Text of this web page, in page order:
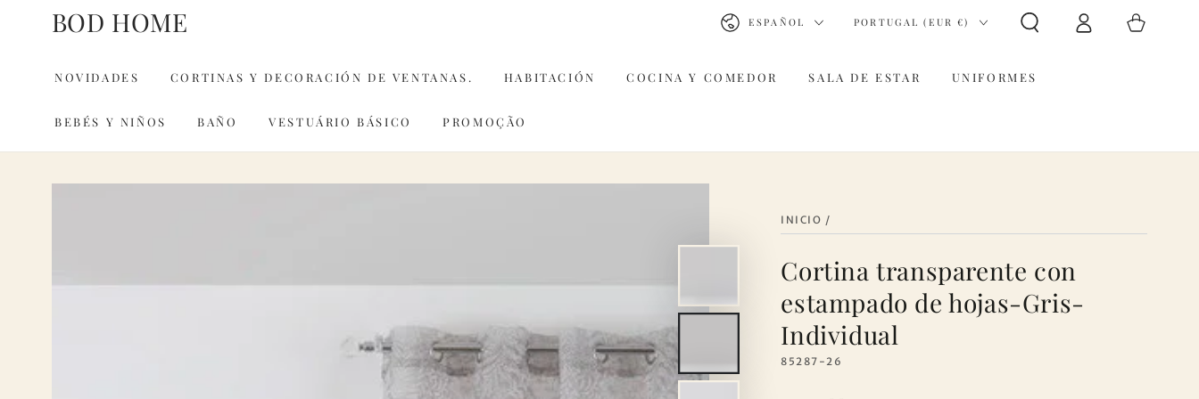
IR AL
CONTENIDO
BOD HOME
NOVIDADES CORTINAS Y DECORACIÓN DE VENTANAS. HABITACIÓN COCINA Y COMEDOR SALA DE ESTAR UNIFORMES
BEBÉS Y NIÑOS BAÑO VESTUÁRIO BÁSICO PROMOÇÃO
IdiomaESPAÑOL País/región
PORTUGAL (EUR €)
sesión
Carrito
INICIO /
Cortina transparente con
estampado de hojas-Gris-
Individual
85287-26